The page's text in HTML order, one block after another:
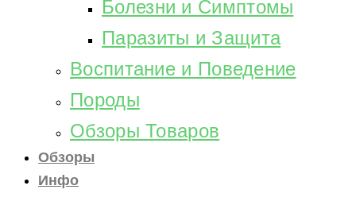
Болезни и Симптомы
Паразиты и Защита
Воспитание и Поведение
Породы
Обзоры Товаров
Обзоры
Инфо